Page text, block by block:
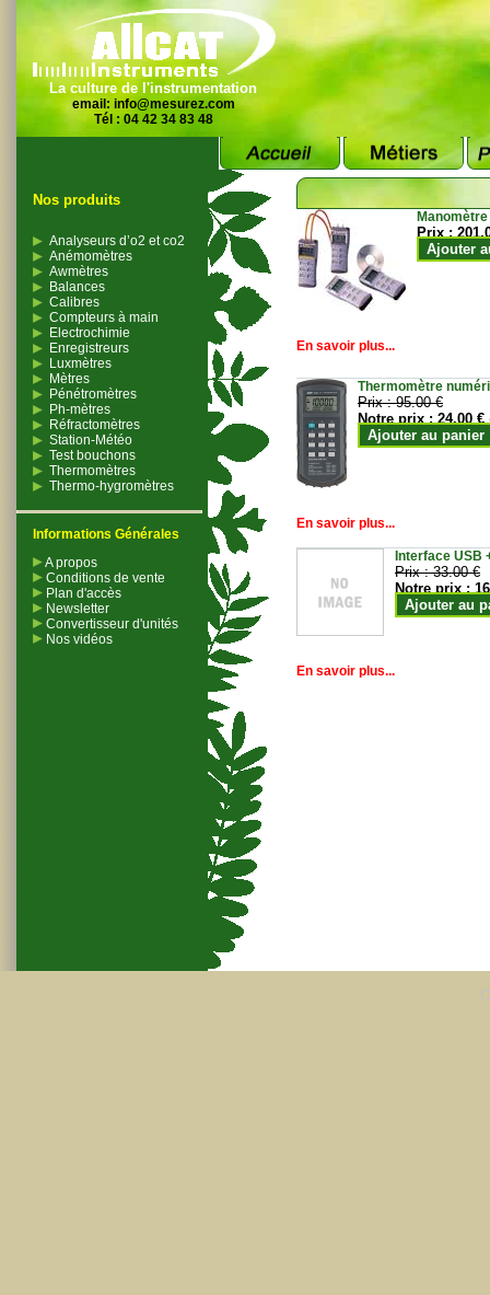
La culture de l'instrumentation
email: info@mesurez.com
Tél : 04 42 34 83 48
Nos produits
Analyseurs d’o2 et co2
Anémomètres
Awmètres
Balances
Calibres
Compteurs à main
Electrochimie
Enregistreurs
Luxmètres
Mètres
Pénétromètres
Ph-mètres
Réfractomètres
Station-Météo
Test bouchons
Thermomètres
Thermo-hygromètres
Informations Générales
A propos
Conditions de vente
Plan d'accès
Newsletter
Convertisseur d'unités
Nos vidéos
Prix :
Ajouter
En savoir plus...
Thermomètre
Prix :95.00 €
Notre prix :24.00 €
Ajouter au panier
En savoir plus...
Interface USB
Prix :33.00 €
Notre prix :
Ajouter au
En savoir plus...